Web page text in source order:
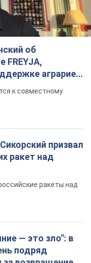
ракеты над
— это зло": в
подряд
возвращение
выходят на